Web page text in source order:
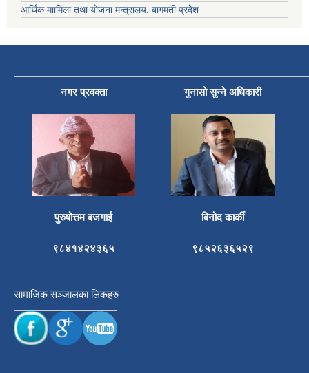
आर्थिक माामिला तथा योजना मन्त्रालय, बागमती प्रदेश
नगर प्रवक्ता गुनासो सुन्ने अधिकारी
पुरुषोत्तम बजगाई बिनोद कार्की
९८४१४२४३६५ ९८५२६३६५२९
सामाजिक सञ्जालका लिंकहरु